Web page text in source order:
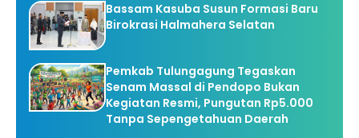
Bassam Kasuba Susun Formasi Baru
Birokrasi Halmahera Selatan
Pemkab Tulungagung Tegaskan
Senam Massal di Pendopo Bukan
Kegiatan Resmi, Pungutan Rp5.000
Tanpa Sepengetahuan Daerah